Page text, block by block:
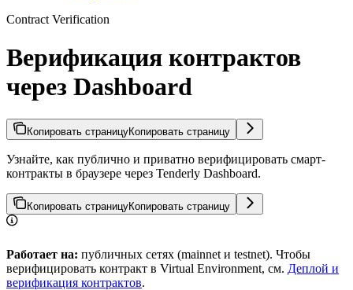
Contract Verification
Верификация контрактов
через Dashboard
Копировать страницуКопировать страницу
Узнайте, как публично и приватно верифицировать смарт-
контракты в браузере через Tenderly Dashboard.
Копировать страницуКопировать страницу
Работает на: публичных сетях (mainnet и testnet). Чтобы
верифицировать контракт в Virtual Environment, см. Деплой и
верификация контрактов.